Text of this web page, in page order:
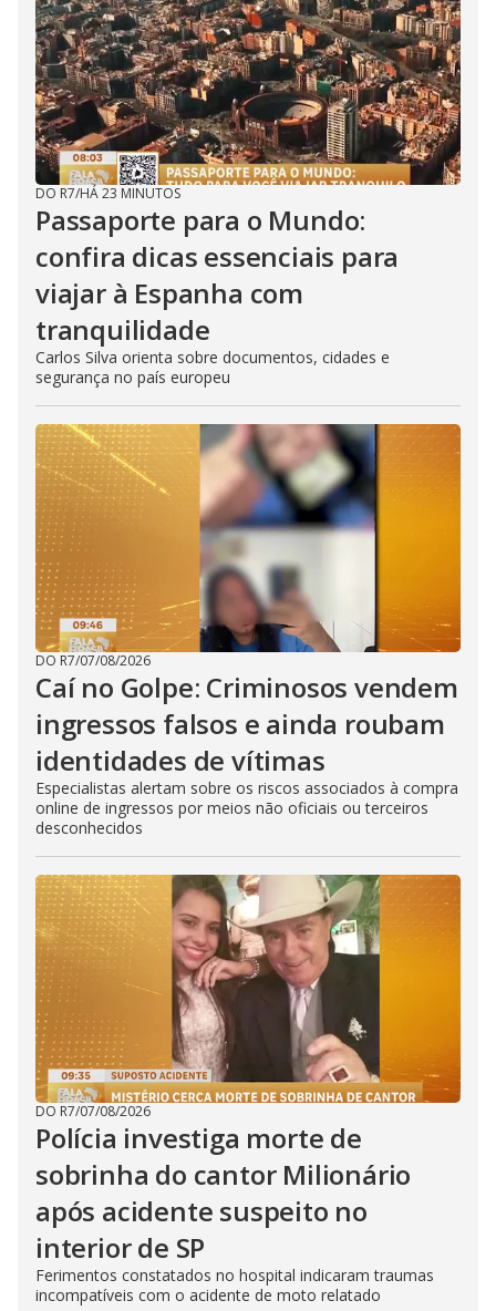
DO R7/HÁ 23 MINUTOS
Passaporte para o Mundo:
confira dicas essenciais para
viajar à Espanha com
tranquilidade
Carlos Silva orienta sobre documentos, cidades e
segurança no país europeu
DO R7/07/08/2026
Caí no Golpe: Criminosos vendem
ingressos falsos e ainda roubam
identidades de vítimas
Especialistas alertam sobre os riscos associados à compra
online de ingressos por meios não oficiais ou terceiros
desconhecidos
DO R7/07/08/2026
Polícia investiga morte de
sobrinha do cantor Milionário
após acidente suspeito no
interior de SP
Ferimentos constatados no hospital indicaram traumas
incompatíveis com o acidente de moto relatado